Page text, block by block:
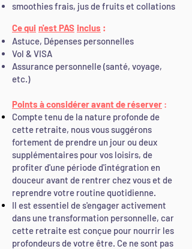
smoothies frais, jus de fruits et collations
Ce qui n'est PAS inclus :
Astuce, Dépenses personnelles
Vol & VISA
Assurance personnelle (santé, voyage,
etc.)
Points à considérer avant de réserver :
Compte tenu de la nature profonde de
cette retraite, nous vous suggérons
fortement de prendre un jour ou deux
supplémentaires pour vos loisirs, de
profiter d'une période d'intégration en
douceur avant de rentrer chez vous et de
reprendre votre routine quotidienne.
Il est essentiel de s'engager activement
dans une transformation personnelle, car
cette retraite est conçue pour nourrir les
profondeurs de votre être. Ce ne sont pas